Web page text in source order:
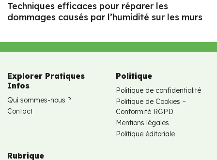
Techniques efficaces pour réparer les
dommages causés par l’humidité sur les murs
Explorer Pratiques
Infos
Qui sommes-nous ?
Contact
Politique
Politique de confidentialité
Politique de Cookies –
Conformité RGPD
Mentions légales
Politique éditoriale
Rubrique